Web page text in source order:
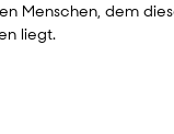
Menschen, dem
liegt.